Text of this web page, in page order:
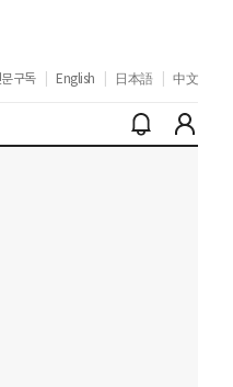
구독 English 日本語 中文